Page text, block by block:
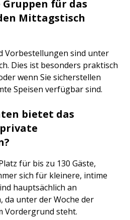
für das
Mittagstisch
Vorbestellungen sind unter
Dies ist besonders praktisch
wenn Sie sicherstellen
Speisen verfügbar sind.
bietet das
für bis zu 130 Gäste,
sich für kleinere, intime
hauptsächlich an
da unter der Woche der
Vordergrund steht.